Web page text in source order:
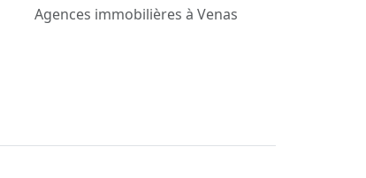
Agences immobilières à Venas